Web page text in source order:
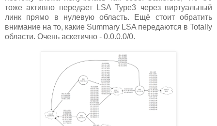
тоже активно передает LSA Type3 через виртуальный
линк прямо в нулевую область. Ещё стоит обратить
внимание на то, какие Summary LSA передаются в Totally
области. Очень аскетично - 0.0.0.0/0.